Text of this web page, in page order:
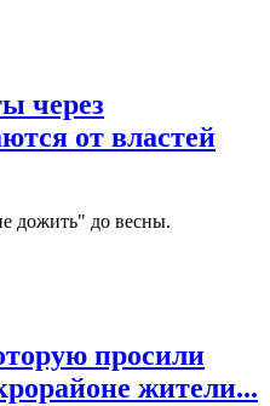
через
от властей
дожить" до весны.
просили
жители...